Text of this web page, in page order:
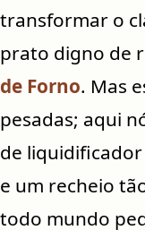
transformar o
prato digno de
de Forno. Mas
pesadas; aqui
de
e um recheio
todo mundo